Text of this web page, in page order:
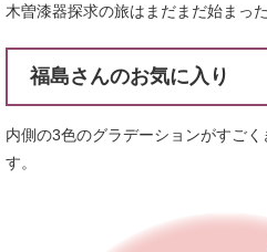
木曽漆器探求の旅はまだまだ始まっ
福島さんのお気に入り
内側の3色のグラデーションがすご
す。​